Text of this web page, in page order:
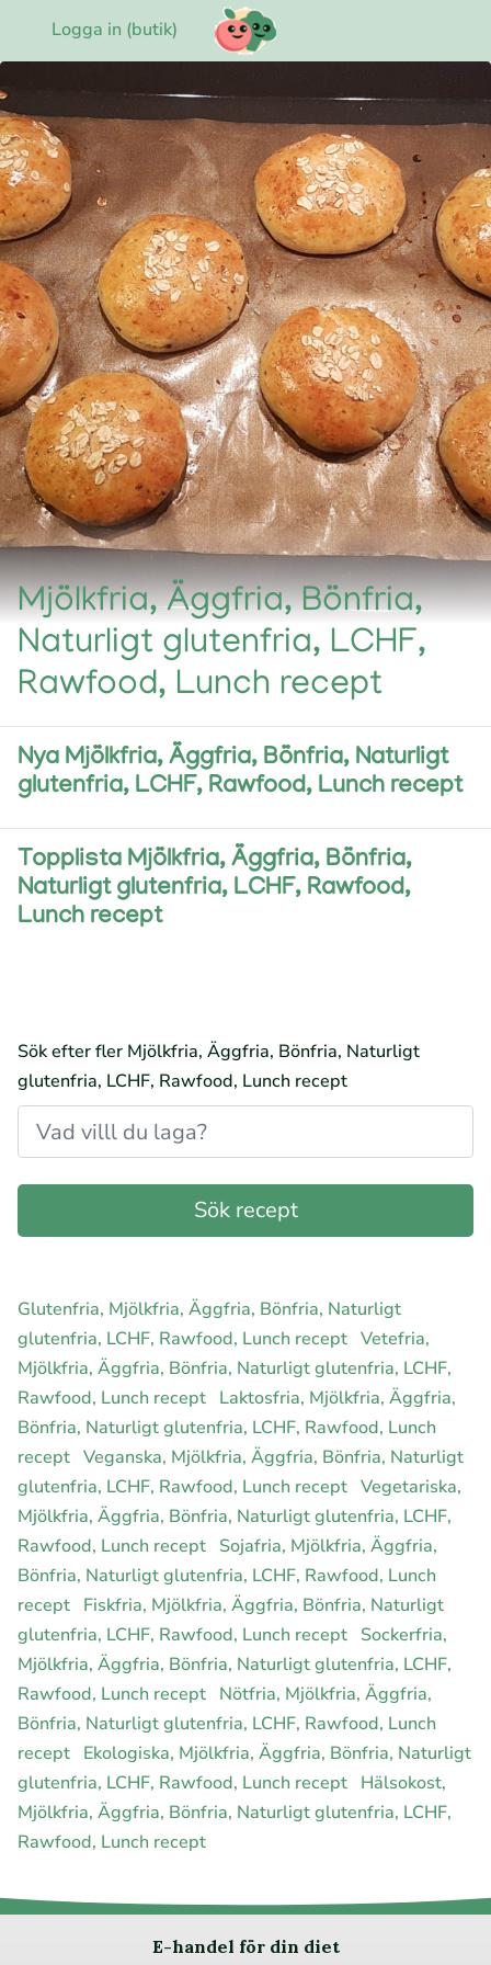
Logga in (butik)
Mjölkfria, Äggfria, Bönfria,
Naturligt glutenfria, LCHF,
Rawfood, Lunch recept
Nya Mjölkfria, Äggfria, Bönfria, Naturligt
glutenfria, LCHF, Rawfood, Lunch recept
Topplista Mjölkfria, Äggfria, Bönfria,
Naturligt glutenfria, LCHF, Rawfood,
Lunch recept
Sök efter fler Mjölkfria, Äggfria, Bönfria, Naturligt
glutenfria, LCHF, Rawfood, Lunch recept
Glutenfria, Mjölkfria, Äggfria, Bönfria, Naturligt
glutenfria, LCHF, Rawfood, Lunch recept Vetefria,
Mjölkfria, Äggfria, Bönfria, Naturligt glutenfria, LCHF,
Rawfood, Lunch recept Laktosfria, Mjölkfria, Äggfria,
Bönfria, Naturligt glutenfria, LCHF, Rawfood, Lunch
recept Veganska, Mjölkfria, Äggfria, Bönfria, Naturligt
glutenfria, LCHF, Rawfood, Lunch recept Vegetariska,
Mjölkfria, Äggfria, Bönfria, Naturligt glutenfria, LCHF,
Rawfood, Lunch recept Sojafria, Mjölkfria, Äggfria,
Bönfria, Naturligt glutenfria, LCHF, Rawfood, Lunch
recept Fiskfria, Mjölkfria, Äggfria, Bönfria, Naturligt
glutenfria, LCHF, Rawfood, Lunch recept Sockerfria,
Mjölkfria, Äggfria, Bönfria, Naturligt glutenfria, LCHF,
Rawfood, Lunch recept Nötfria, Mjölkfria, Äggfria,
Bönfria, Naturligt glutenfria, LCHF, Rawfood, Lunch
recept Ekologiska, Mjölkfria, Äggfria, Bönfria, Naturligt
glutenfria, LCHF, Rawfood, Lunch recept Hälsokost,
Mjölkfria, Äggfria, Bönfria, Naturligt glutenfria, LCHF,
Rawfood, Lunch recept
E-handel för din diet